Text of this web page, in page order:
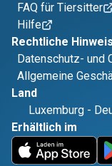
FAQ für Tiersitter
Hilfe
Rechtliche
Datenschutz- und
Allgemeine
Land
Luxemburg -
Erhältlich im